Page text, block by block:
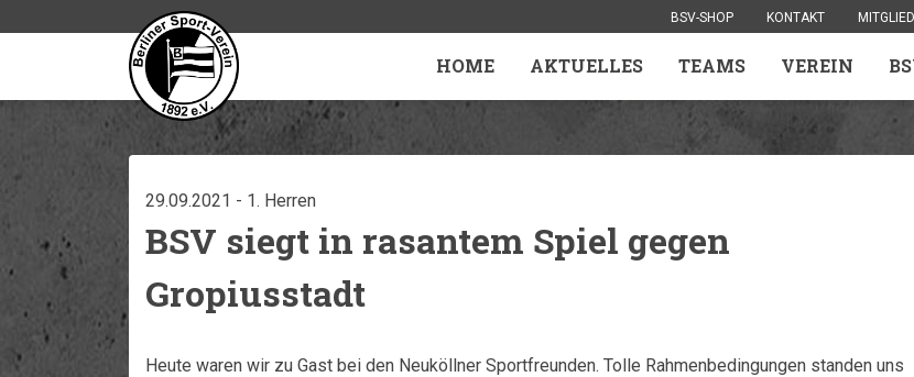
BSV-SHOP KONTAKT
HOME AKTUELLES TEAMS VEREIN
29.09.2021 - 1. Herren
BSV siegt in rasantem Spiel gegen
Gropiusstadt
Heute waren wir zu Gast bei den Neuköllner Sportfreunden. Tolle Rahmenbedingungen standen uns